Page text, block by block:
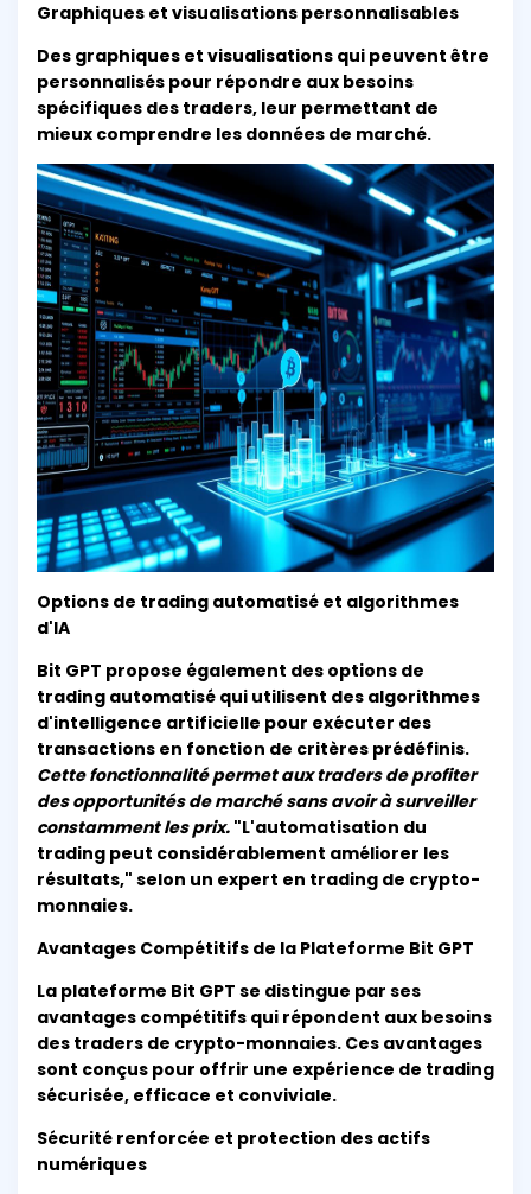
Graphiques et visualisations personnalisables
Des graphiques et visualisations qui peuvent être
personnalisés pour répondre aux besoins
spécifiques des traders, leur permettant de
mieux comprendre les données de marché.
Options de trading automatisé et algorithmes
d'IA
Bit GPT propose également des options de
trading automatisé qui utilisent des algorithmes
d'intelligence artificielle pour exécuter des
transactions en fonction de critères prédéfinis.
Cette fonctionnalité permet aux traders de profiter
des opportunités de marché sans avoir à surveiller
constamment les prix. "L'automatisation du
trading peut considérablement améliorer les
résultats," selon un expert en trading de crypto-
monnaies.
Avantages Compétitifs de la Plateforme Bit GPT
La plateforme Bit GPT se distingue par ses
avantages compétitifs qui répondent aux besoins
des traders de crypto-monnaies. Ces avantages
sont conçus pour offrir une expérience de trading
sécurisée, efficace et conviviale.
Sécurité renforcée et protection des actifs
numériques